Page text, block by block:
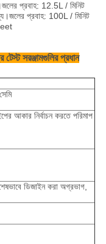
প্রবাহ: 12.5L / মিনিট
প্রবাহ: 100L / মিনিট
সরঞ্জামগুলির প্রধান
আকার নির্বাচন করতে পরিমাপ
ডিজাইন করা অগ্রভাগ,